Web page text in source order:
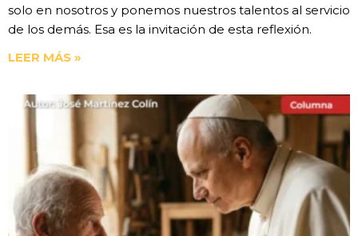
solo en nosotros y ponemos nuestros talentos al servicio
de los demás. Esa es la invitación de esta reflexión.
LEER MÁS »